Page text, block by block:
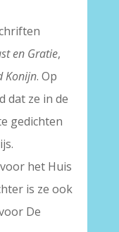
en Gratie,
Konijn. Op
dat ze in de
gedichten
het Huis
is ze ook
De